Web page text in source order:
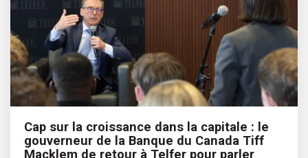
Cap sur la croissance dans la capitale : le
gouverneur de la Banque du Canada Tiff
Macklem de retour à Telfer pour parler